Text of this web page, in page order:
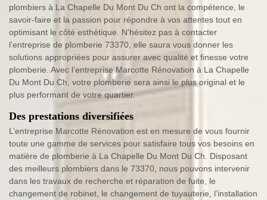
plombiers à La Chapelle Du Mont Du Ch ont la compétence, le
savoir-faire et la passion pour répondre à vos attentes tout en
optimisant le côté esthétique. N’hésitez pas à contacter
l’entreprise de plomberie 73370, elle saura vous donner les
solutions appropriées pour assurer avec qualité et finesse votre
plomberie. Avec l’entreprise Marcotte Rénovation à La Chapelle
Du Mont Du Ch, votre plomberie sera ainsi le plus original et le
plus performant de votre quartier.
Des prestations diversifiées
L’entreprise Marcotte Rénovation est en mesure de vous fournir
toute une gamme de services pour satisfaire tous vos besoins en
matière de plomberie à La Chapelle Du Mont Du Ch. Disposant
des meilleurs plombiers dans le 73370, nous pouvons intervenir
dans les travaux de recherche et réparation de fuite, le
changement de robinet, le changement de tuyauterie, l’installation